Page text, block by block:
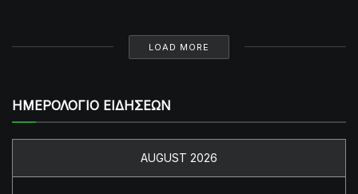
LOAD MORE
ΗΜΕΡΟΛΟΓΙΟ ΕΙΔΗΣΕΩΝ
AUGUST 2026